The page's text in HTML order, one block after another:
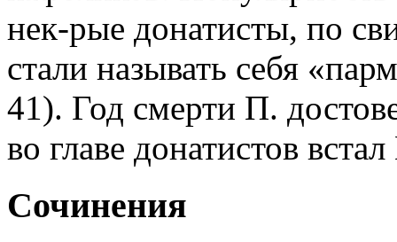
нек-рые донатисты, по
стали называть себя
41). Год смерти П.
во главе донатистов
Сочинения